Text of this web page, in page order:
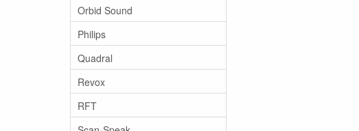
Orbid Sound
Philips
Quadral
Revox
RFT